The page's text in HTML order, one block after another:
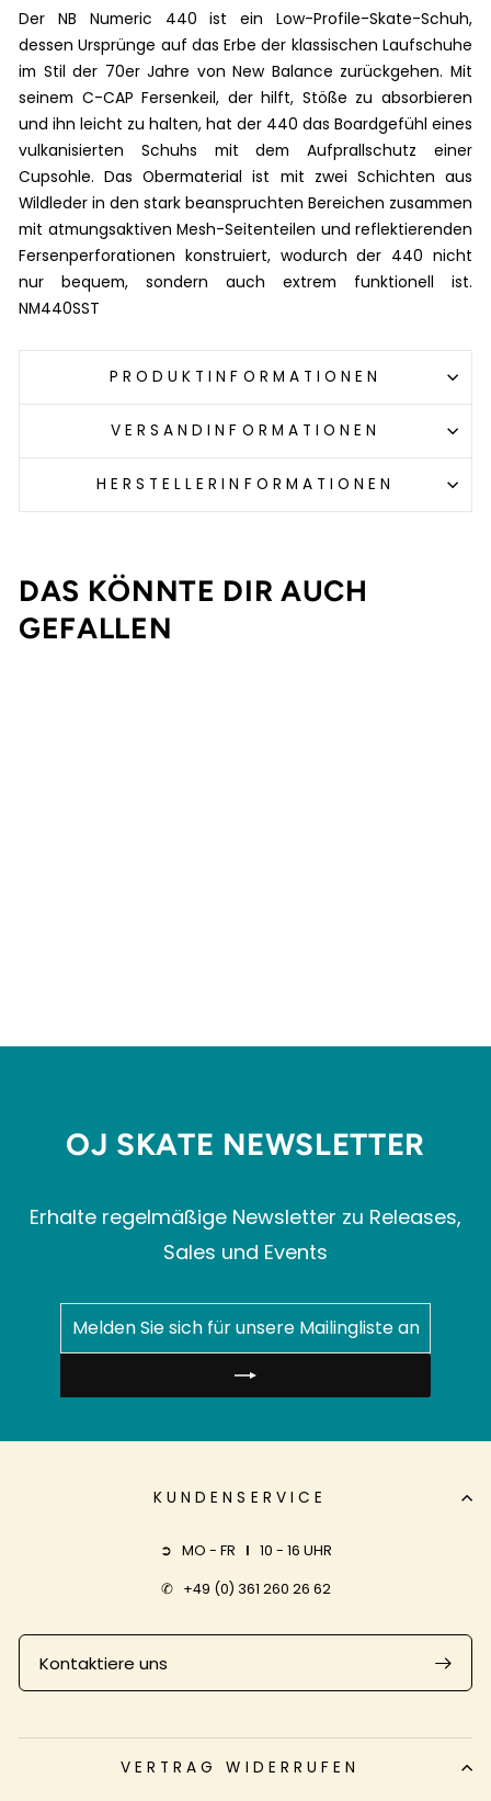
Der NB Numeric 440 ist ein Low-Profile-Skate-Schuh,
dessen Ursprünge auf das Erbe der klassischen Laufschuhe
im Stil der 70er Jahre von New Balance zurückgehen. Mit
seinem C-CAP Fersenkeil, der hilft, Stöße zu absorbieren
und ihn leicht zu halten, hat der 440 das Boardgefühl eines
vulkanisierten Schuhs mit dem Aufprallschutz einer
Cupsohle. Das Obermaterial ist mit zwei Schichten aus
Wildleder in den stark beanspruchten Bereichen zusammen
mit atmungsaktiven Mesh-Seitenteilen und reflektierenden
Fersenperforationen konstruiert, wodurch der 440 nicht
nur bequem, sondern auch extrem funktionell ist.
NM440SST
PRODUKTINFORMATIONEN
VERSANDINFORMATIONEN
HERSTELLERINFORMATIONEN
DAS KÖNNTE DIR AUCH
GEFALLEN
OJ SKATE NEWSLETTER
Erhalte regelmäßige Newsletter zu Releases,
Sales und Events
SIE
SICH
FÜR
UNSERE
AN
KUNDENSERVICE
➲ MO - FR I 10 - 16 UHR
✆ +49 (0) 361 260 26 62
Kontaktiere uns
VERTRAG WIDERRUFEN